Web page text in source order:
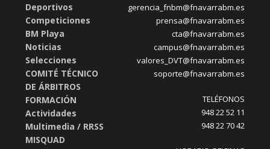
Deportivos
Competiciones
BM Playa
Noticias
Selecciones
COMITÉ TÉCNICO
DE ÁRBITROS
FORMACIÓN
Actividades
Multimedia / RRSS
MISQUAD
gerencia_fnbm@fnavarrabm.es
prensa@fnavarrabm.es
cta@fnavarrabm.es
campus@fnavarrabm.es
valores_DVT@fnavarrabm.es
soporte@fnavarrabm.es
TELÉFONOS
948 22 52 11
948 22 70 42